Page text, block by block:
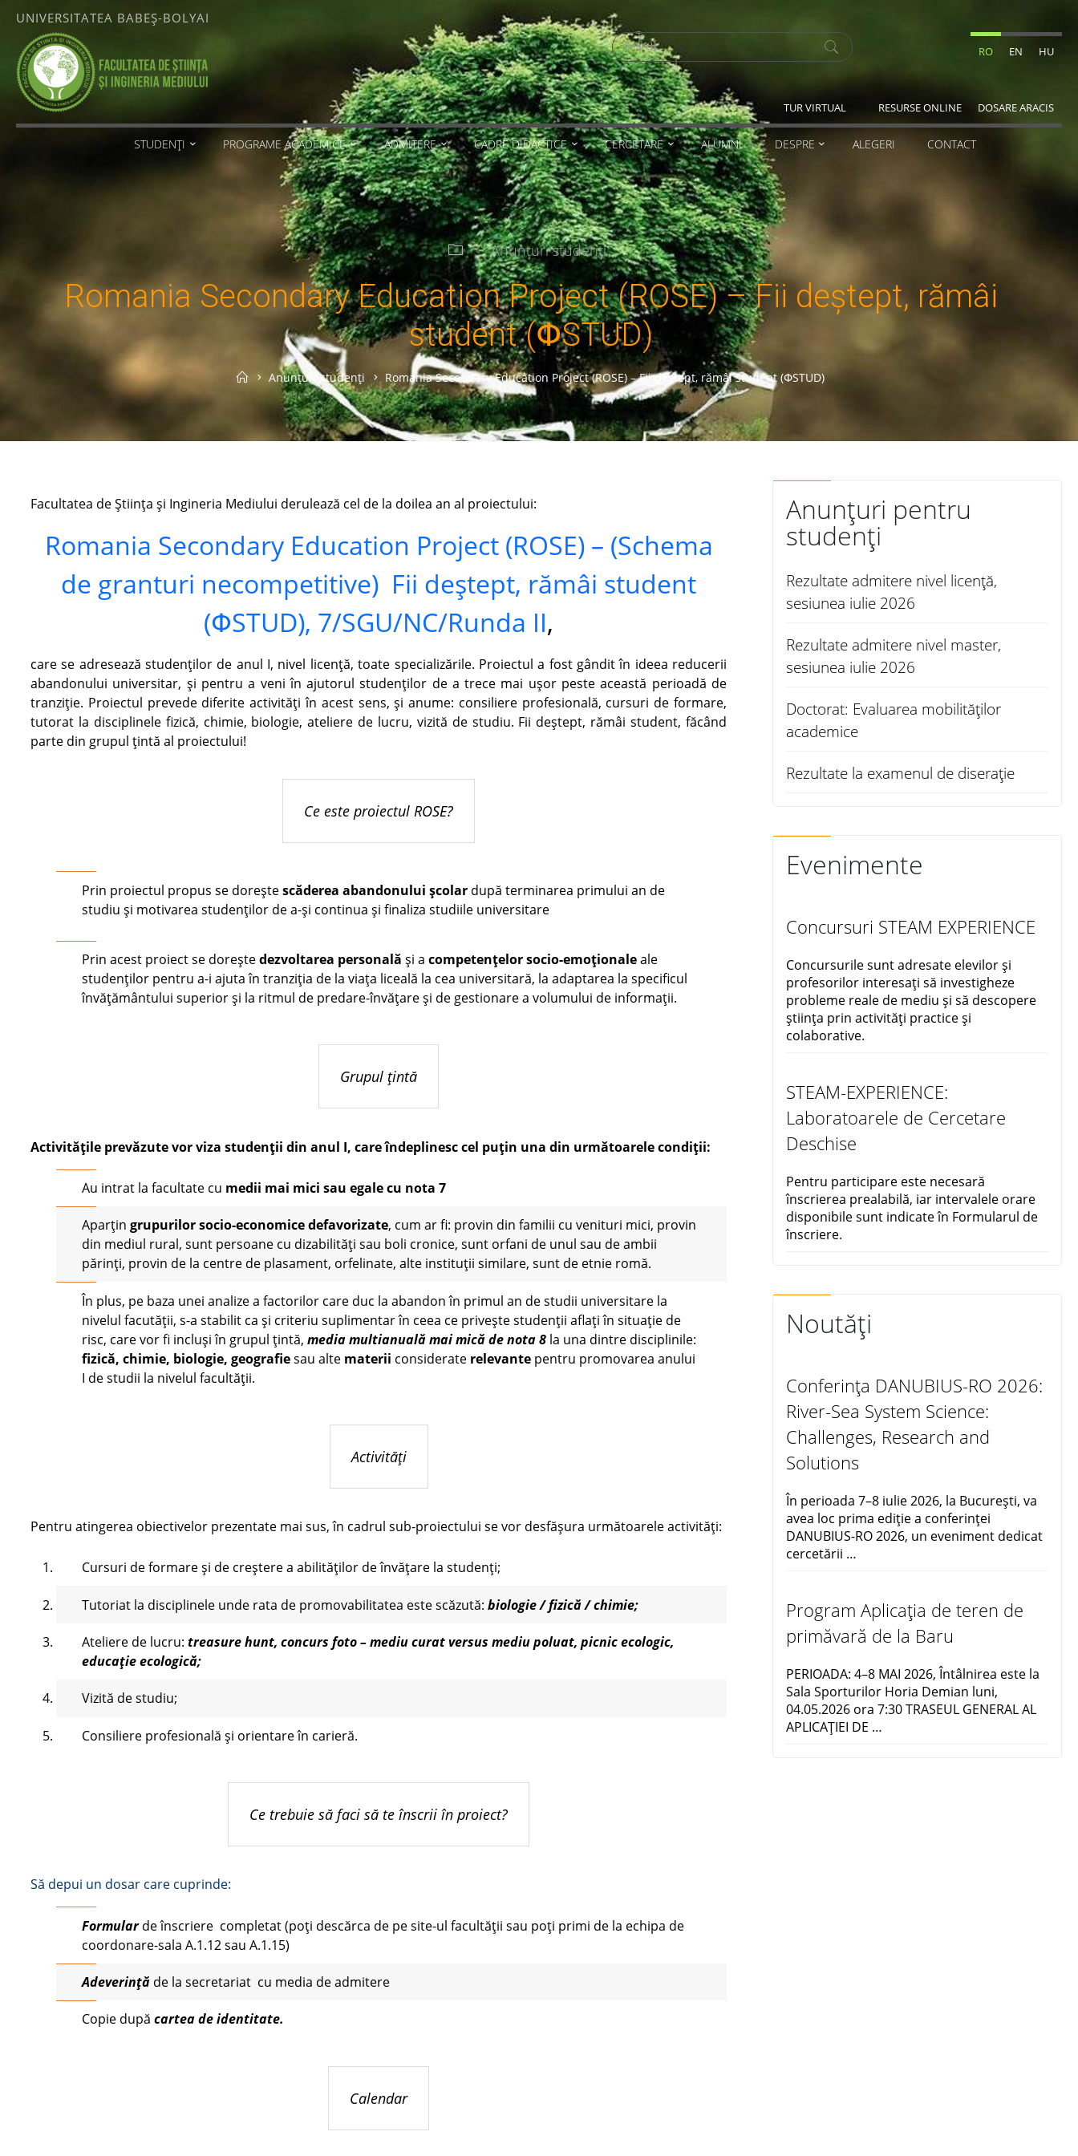
content
FACULTATEA
DE ȘTIINȚA
ȘI
INGINERIA
UNIVERSITATEA BABEȘ-BOLYAI
Search
for:
RO EN HU
TUR VIRTUAL RESURSE ONLINE DOSARE ARACIS
STUDENȚI PROGRAME ACADEMICE ADMITERE CADRE DIDACTICE CERCETARE ALUMNI DESPRE ALEGERI CONTACT
Anunțuri studenți
Romania Secondary Education Project (ROSE) – Fii deștept, rămâi
student (ՓSTUD)
HomeAnunțuri studenți Romania Secondary Education Project (ROSE) – Fii deștept, rămâi student (ՓSTUD)
Facultatea de Știința și Ingineria Mediului derulează cel de la doilea an al proiectului:
Romania Secondary Education Project (ROSE) – (Schema
de granturi necompetitive) Fii deștept, rămâi student
(ՓSTUD), 7/SGU/NC/Runda II,
care se adresează studenților de anul I, nivel licență, toate specializările. Proiectul a fost gândit în ideea reducerii
abandonului universitar, și pentru a veni în ajutorul studenților de a trece mai ușor peste această perioadă de
tranziție. Proiectul prevede diferite activități în acest sens, și anume: consiliere profesională, cursuri de formare,
tutorat la disciplinele fizică, chimie, biologie, ateliere de lucru, vizită de studiu. Fii deștept, rămâi student, făcând
parte din grupul țintă al proiectului!
Ce este proiectul ROSE?
Prin proiectul propus se doreștescăderea abandonului școlar după terminarea primului an de
studiu și motivarea studenților de a-și continua și finaliza studiile universitare
Prin acest proiect se doreștedezvoltarea personalăși acompetențelor socio-emoționaleale
studenților pentru a-i ajuta în tranziția de la viața liceală la cea universitară, la adaptarea la specificul
învățământului superior și la ritmul de predare-învățare și de gestionare a volumului de informații.
Grupul țintă
Activitățile prevăzutevorviza studenții din anul I,careîndeplinesccel puțin una din următoarelecondiții:
Au intrat la facultate cu medii mai mici sau egalecu nota7
Aparțingrupurilorsocio-economicedefavorizate, cum ar fi: provin din familii cu venituri mici, provin
din mediul rural, sunt persoane cu dizabilități sau boli cronice, sunt orfani de unul sau de ambii
părinți, provin de la centre de plasament, orfelinate, alte instituții similare, sunt de etnie romă.
În plus, pe baza unei analize a factorilor care duc la abandon în primul an de studii universitare la
nivelul facutății, s-a stabilit ca și criteriu suplimentar în ceea ce privește studenții aflați în situație de
risc, care vor fi incluși în grupul țintă,mediamultianualămaimicăde nota 8 la una dintre disciplinile:
fizică,chimie, biologie,geografiesau alte materii considerate relevante pentru promovarea anului
I de studii la nivelul facultății.
Activități
Pentru atingerea obiectivelor prezentate mai sus, în cadrul sub-proiectului se vor desfășura următoarele activități:
Cursuri de formare și de creștere a abilităților de învățare la studenți;
Tutoriat la disciplinele unde rata de promovabilitatea este scăzută:biologie / fizică / chimie;
Ateliere de lucru:treasure hunt, concurs foto – mediu curat versus mediu poluat, picnic ecologic,
educație ecologică;
Vizită de studiu;
Consiliere profesională și orientare în carieră.
Ce trebuie să faci să te înscrii în proiect?
Să depui un dosar care cuprinde:
Formularde înscriere completat (poți descărca de pe site-ul facultății sau poți primi de la echipa de
coordonare-sala A.1.12 sau A.1.15)
Adeverință de la secretariat cu media de admitere
Copie dupăcarteadeidentitate.
Calendar
Anunțuri pentru
studenți
Rezultate admitere nivel licență,
sesiunea iulie 2026
Rezultate admitere nivel master,
sesiunea iulie 2026
Doctorat: Evaluarea mobilităților
academice
Rezultate la examenul de diserație
Evenimente
Concursuri STEAM EXPERIENCE
Concursurile sunt adresate elevilor și
profesorilor interesați să investigheze
probleme reale de mediu și să descopere
știința prin activități practice și
colaborative.
STEAM-EXPERIENCE:
Laboratoarele de Cercetare
Deschise
Pentru participare este necesară
înscrierea prealabilă, iar intervalele orare
disponibile sunt indicate în Formularul de
înscriere.
Noutăți
Conferința DANUBIUS-RO 2026:
River-Sea System Science:
Challenges, Research and
Solutions
În perioada 7–8 iulie 2026, la București, va
avea loc prima ediție a conferinței
DANUBIUS-RO 2026, un eveniment dedicat
cercetării …
Program Aplicația de teren de
primăvară de la Baru
PERIOADA: 4–8 MAI 2026, Întâlnirea este la
Sala Sporturilor Horia Demian luni,
04.05.2026 ora 7:30 TRASEUL GENERAL AL
APLICAŢIEI DE …